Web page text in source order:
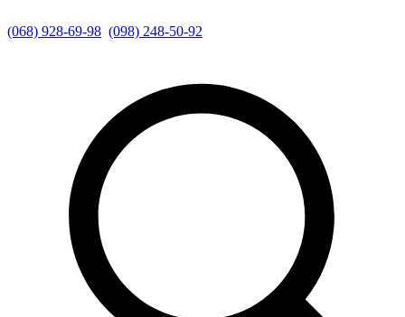
(068) 928-69-98 (098) 248-50-92